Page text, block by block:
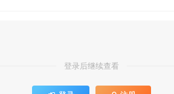
登录后继续查看